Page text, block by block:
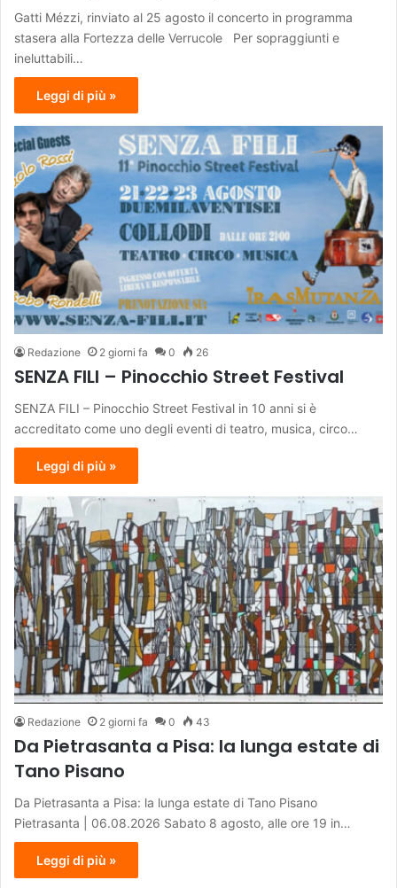
Gatti Mézzi, rinviato al 25 agosto il concerto in programma
stasera alla Fortezza delle Verrucole Per sopraggiunti e
ineluttabili…
Leggi di più »
Redazione 2 giorni fa 0 26
SENZA FILI – Pinocchio Street Festival
SENZA FILI – Pinocchio Street Festival in 10 anni si è
accreditato come uno degli eventi di teatro, musica, circo…
Leggi di più »
Redazione 2 giorni fa 0 43
Da Pietrasanta a Pisa: la lunga estate di
Tano Pisano
Da Pietrasanta a Pisa: la lunga estate di Tano Pisano
Pietrasanta | 06.08.2026 Sabato 8 agosto, alle ore 19 in…
Leggi di più »